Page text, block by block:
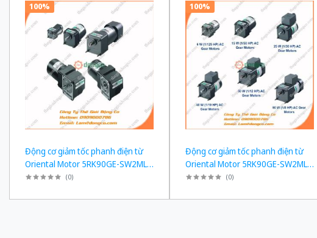
100%
Động cơ giảm tốc phanh điện từ
Oriental Motor 5RK90GE-SW2ML +
5GE180KF công suất 60W tỉ số
(0)
100%
Động cơ giảm tốc phanh điện từ
Oriental Motor 5RK90GE-SW2ML +
5GE150KF công suất 60W tỉ số
(0)